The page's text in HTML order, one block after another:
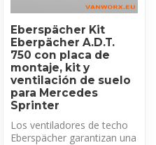
Eberspächer Kit
Eberpächer A.D.T.
750 con placa de
montaje, kit y
ventilación de suelo
para Mercedes
Sprinter
Los ventiladores de techo
Eberspächer garantizan una